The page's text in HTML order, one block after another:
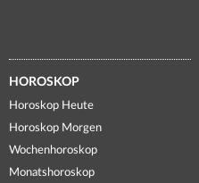
HOROSKOP
Horoskop Heute
Horoskop Morgen
Wochenhoroskop
Monatshoroskop